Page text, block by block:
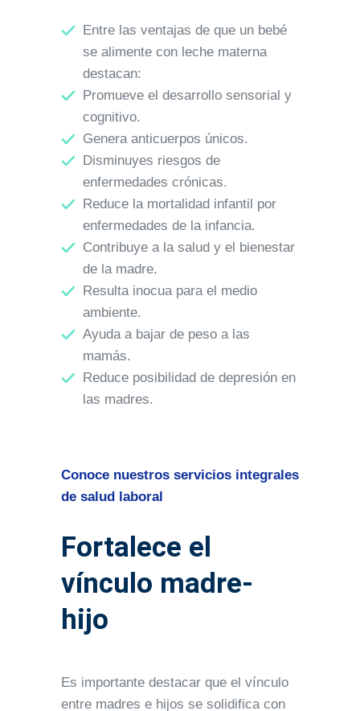
Entre las ventajas de que un bebé
se alimente con leche materna
destacan:
Promueve el desarrollo sensorial y
cognitivo.
Genera anticuerpos únicos.
Disminuyes riesgos de
enfermedades crónicas.
Reduce la mortalidad infantil por
enfermedades de la infancia.
Contribuye a la salud y el bienestar
de la madre.
Resulta inocua para el medio
ambiente.
Ayuda a bajar de peso a las
mamás.
Reduce posibilidad de depresión en
las madres.
Conoce nuestros servicios integrales
de salud laboral
Fortalece el
vínculo madre-
hijo
Es importante destacar que el vínculo
entre madres e hijos se solidifica con